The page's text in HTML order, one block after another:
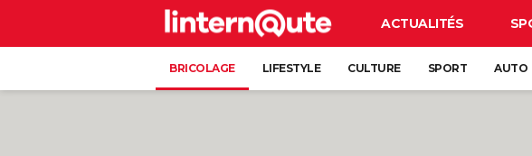
ACTUALITÉS
BRICOLAGE LIFESTYLE CULTURE SPORT AUTO